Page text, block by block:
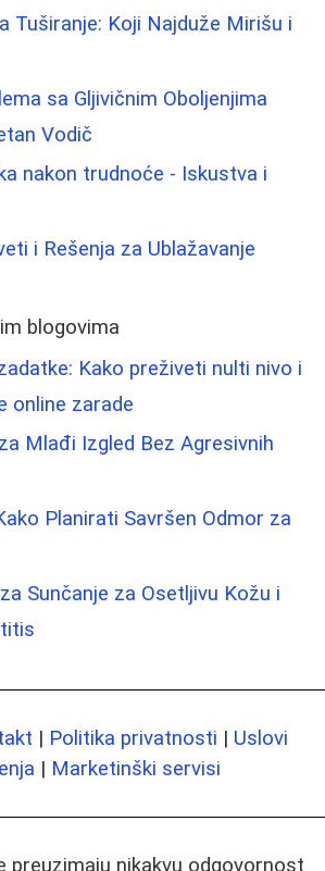
Tuširanje: Koji Najduže Mirišu i
sa Gljivičnim Oboljenjima
Vodič
nakon trudnoće - Iskustva i
i Rešenja za Ublažavanje
blogovima
Kako preživeti nulti nivo i
online zarade
Mlađi Izgled Bez Agresivnih
Planirati Savršen Odmor za
Sunčanje za Osetljivu Kožu i
| Politika privatnosti | Uslovi
| Marketinški servisi
preuzimaju nikakvu odgovornost